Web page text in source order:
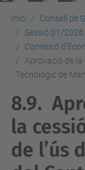
Inici Consell de
Sessió 01/2026
Comissió
Aprovació de la
Tecnològic de
8.9.
la
de l’ús